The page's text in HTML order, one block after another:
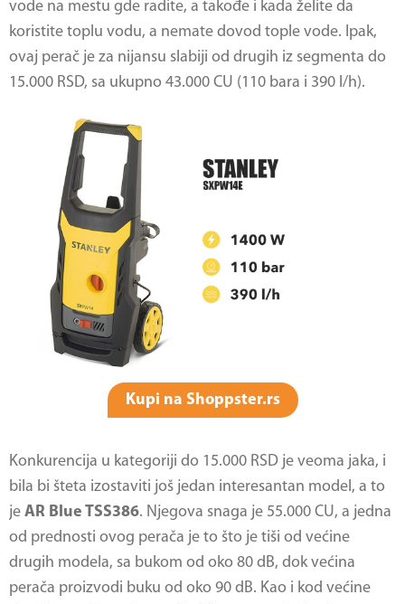
vode na mestu gde radite, a takođe i kada želite da
koristite toplu vodu, a nemate dovod tople vode. Ipak,
ovaj perač je za nijansu slabiji od drugih iz segmenta do
15.000 RSD, sa ukupno 43.000 CU (110 bara i 390 l/h).
Kupi na Shoppster.rs
Konkurencija u kategoriji do 15.000 RSD je veoma jaka, i
bila bi šteta izostaviti još jedan interesantan model, a to
je AR Blue TSS386. Njegova snaga je 55.000 CU, a jedna
od prednosti ovog perača je to što je tiši od većine
drugih modela, sa bukom od oko 80 dB, dok većina
perača proizvodi buku od oko 90 dB. Kao i kod većine